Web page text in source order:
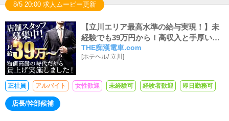
8/5 20:00 求人ムービー更新
【立川エリア最高水準の給与実現！】未
経験でも39万円から！高収入と手厚い福
利厚生で徹底サポート
THE痴漢電車.com
[ホテヘル/ 立川]
正社員 アルバイト 女性歓迎 未経験可 経験者歓迎 即日勤務可
店長/幹部候補